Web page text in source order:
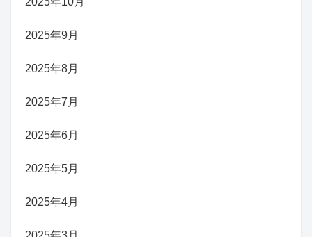
2025年9月
2025年8月
2025年7月
2025年6月
2025年5月
2025年4月